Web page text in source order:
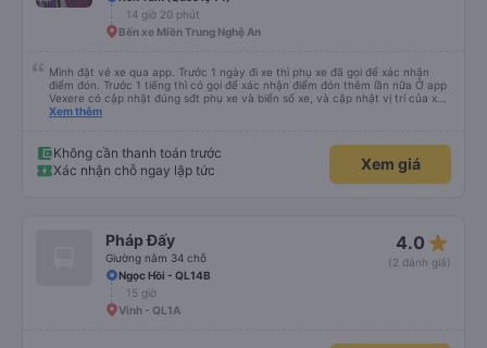
14 giờ 20 phút
Bến xe Miền Trung Nghệ An
Mình đặt vé xe qua app. Trước 1 ngày đi xe thì phụ xe đã gọi để xác nhận
điểm đón. Trước 1 tiếng thì có gọi để xác nhận điểm đón thêm lần nữa Ở app
Vexere có cập nhật đúng sđt phụ xe và biển số xe, và cập nhật vị trí của xe
nữa. Ăn cơm tối là 50k/ người. Chỗ nằm thoải mái, có nước, ổ cắm sạc đầy
Xem thêm
Không cần thanh toán trước
Xác nhận chỗ ngay lập tức
Xem giá
Pháp Đấy
Giường nằm 34 chỗ
4.0 star_rate
(2 đánh giá)
Ngọc Hồi - QL14B
15 giờ
Vinh - QL1A